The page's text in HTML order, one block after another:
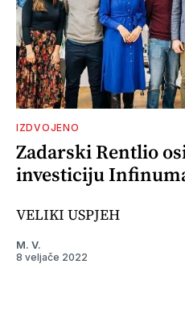
IZDVOJENO
Zadarski Rentlio
investiciju
VELIKI USPJEH
M. V.
8 veljače 2022